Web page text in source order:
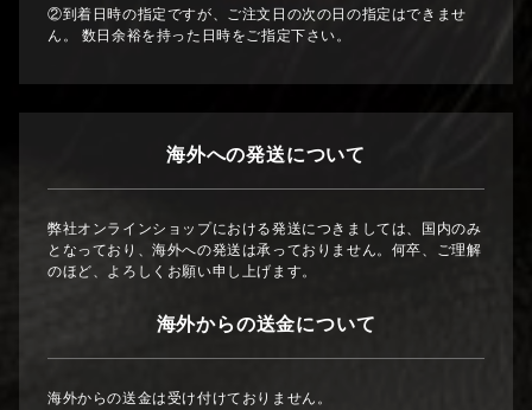
②到着日時の指定ですが、ご注文日の次の日の指定はできませ
ん。 数日余裕を持った日時をご指定下さい。
海外への発送について
弊社オンラインショップにおける発送につきましては、国内のみ
となっており、海外への発送は承っておりません。何卒、ご理解
のほど、よろしくお願い申し上げます。
海外からの送金について
海外からの送金は受け付けておりません。